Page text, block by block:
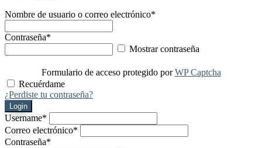
Nombre de usuario o correo electrónico*
Contraseña*
Mostrar contraseña
Formulario de acceso protegido porWP Captcha
Recuérdame
¿Perdiste tu contraseña?
Login
Username*
Correo electrónico*
Contraseña*